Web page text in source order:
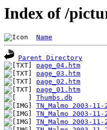
Index of /
Name
Parent Directory
page_04.htm
page_03.htm
page_02.htm
page_01.htm
Thumbs.db
TN_Malmo 2003-11-
TN_Malmo 2003-11-
TN_Malmo 2003-11-